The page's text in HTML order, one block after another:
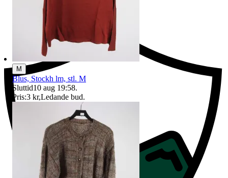
Ersättning om du inte får din vara
M
Blus, Stockh lm, stl. M
Sluttid10 aug 19:58.
Pris:3 kr,Ledande bud.